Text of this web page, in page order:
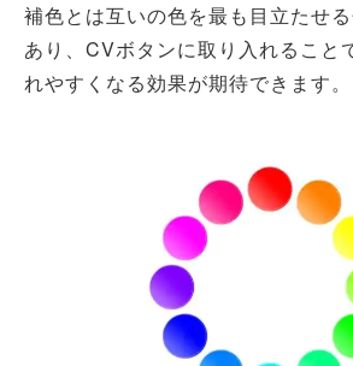
補色とは互いの色を最も目立たせ
あり、CVボタンに取り入れること
れやすくなる効果が期待できます。